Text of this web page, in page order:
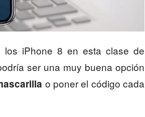
los iPhone 8 en esta clase de
ser una muy buena opción
o poner el código cada